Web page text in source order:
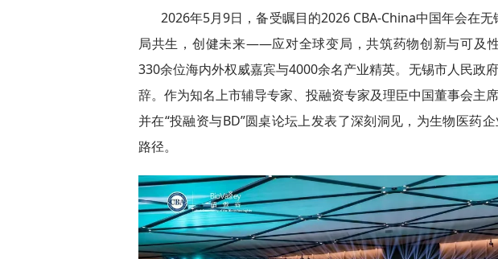
2026年5月9日，备受瞩目的2026 CBA-China中国年会在
局共生，创健未来——应对全球变局，共筑药物创新与可及
330余位海内外权威嘉宾与4000余名产业精英。无锡市人民政
辞。作为知名上市辅导专家、投融资专家及理臣中国董事会主
并在“投融资与BD”圆桌论坛上发表了深刻洞见，为生物医药
路径。